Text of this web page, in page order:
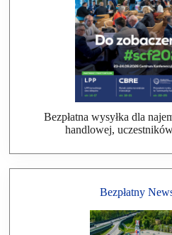
Bezpłatna wysyłka dla
handlowej,
Bezpłatny